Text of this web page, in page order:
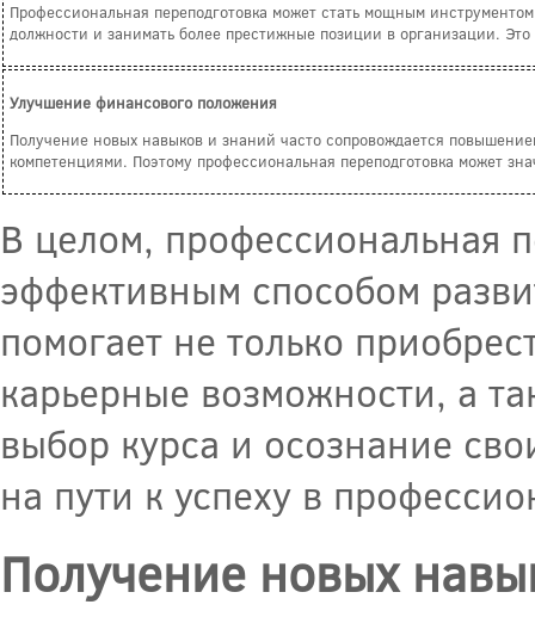
Профессиональная переподготовка может стать мощным
должности и занимать более престижные позиции в организации.
Улучшение финансового положения
Получение новых навыков и знаний часто сопровождается
компетенциями. Поэтому профессиональная переподготовка может
В целом, профессиональная
эффективным способом
помогает не только
карьерные возможности, а
выбор курса и осознание
на пути к успеху в
Получение новых